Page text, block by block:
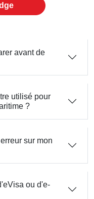
avant de
utilisé pour
?
sur mon
ou d'e-